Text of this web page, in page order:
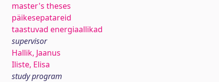
master's theses
päikesepatareid
taastuvad energiaallikad
supervisor
Hallik, Jaanus
Iliste, Elisa
study program